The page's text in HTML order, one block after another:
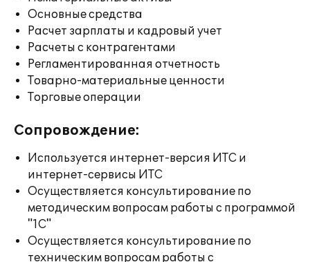
Основные средства
Расчет зарплаты и кадровый учет
Расчеты с контрагентами
Регламентированная отчетность
Товарно-материальные ценности
Торговые операции
Сопровождение:
Используется интернет-версия ИТС и
интернет-сервисы ИТС
Осуществляется консультирование по
методическим вопросам работы с программой
"1С"
Осуществляется консультирование по
техническим вопросам работы с